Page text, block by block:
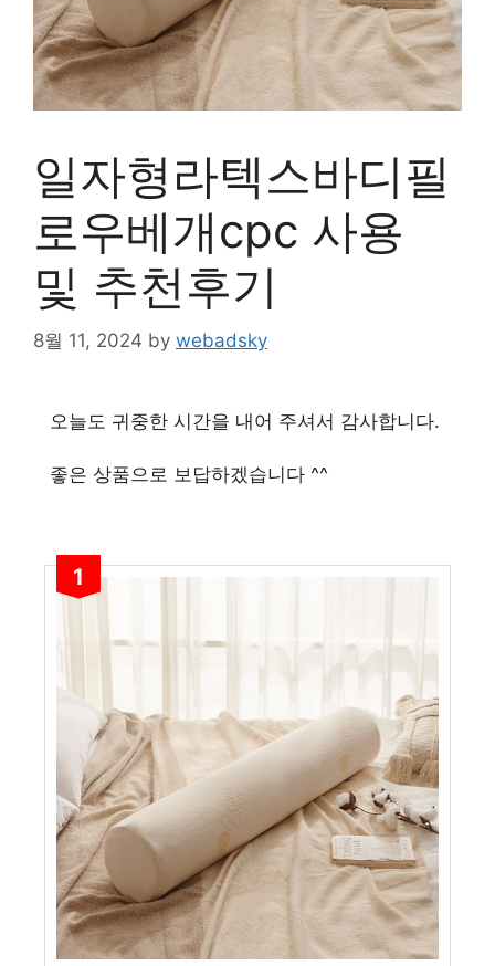
일자형라텍스바디필
로우베개cpc 사용
및 추천후기
8월 11, 2024 by webadsky
오늘도 귀중한 시간을 내어 주셔서 감사합니다.
좋은 상품으로 보답하겠습니다 ^^
1